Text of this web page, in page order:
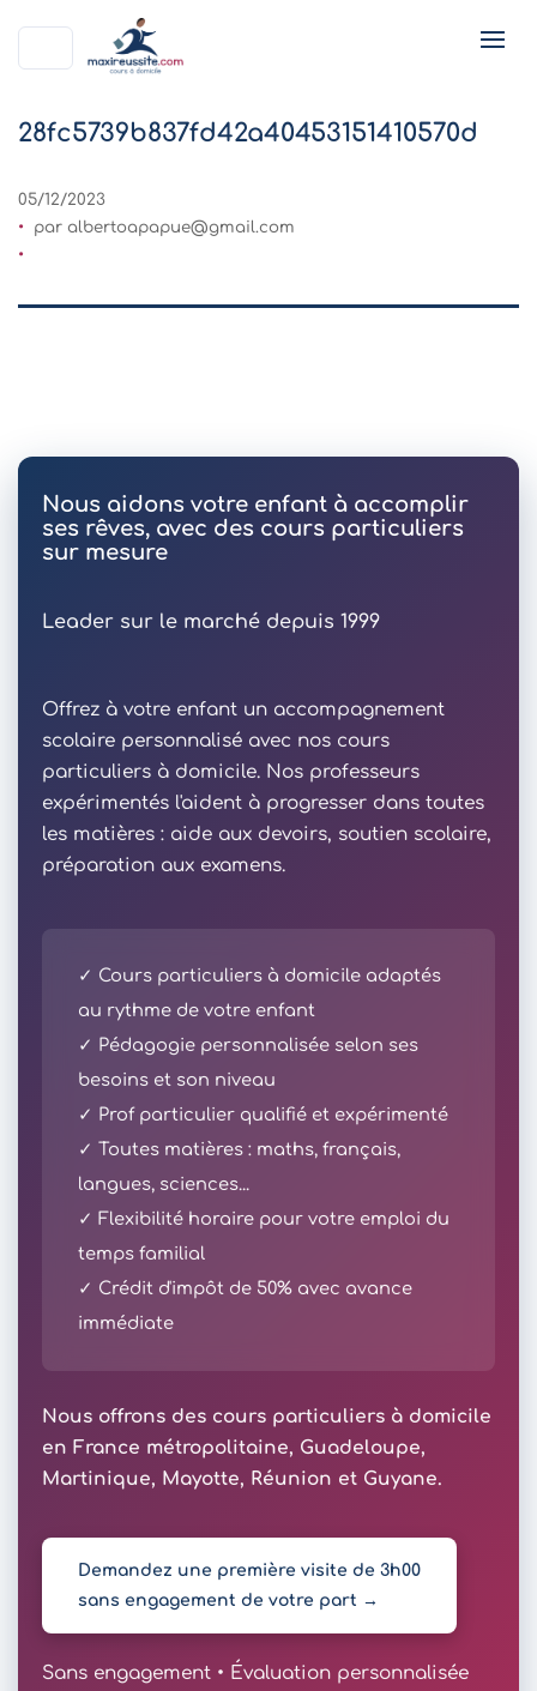
28fc5739b837fd42a40453151410570d
05/12/2023
par albertoapapue@gmail.com
Nous aidons votre enfant à accomplir
ses rêves, avec des cours particuliers
sur mesure
Leader sur le marché depuis 1999
Offrez à votre enfant un accompagnement
scolaire personnalisé avec nos cours
particuliers à domicile. Nos professeurs
expérimentés l'aident à progresser dans toutes
les matières : aide aux devoirs, soutien scolaire,
préparation aux examens.
✓ Cours particuliers à domicile adaptés
au rythme de votre enfant
✓ Pédagogie personnalisée selon ses
besoins et son niveau
✓ Prof particulier qualifié et expérimenté
✓ Toutes matières : maths, français,
langues, sciences...
✓ Flexibilité horaire pour votre emploi du
temps familial
✓ Crédit d'impôt de 50% avec avance
immédiate
Nous offrons des cours particuliers à domicile
en France métropolitaine, Guadeloupe,
Martinique, Mayotte, Réunion et Guyane.
Demandez une première visite de 3h00
sans engagement de votre part →
Sans engagement • Évaluation personnalisée